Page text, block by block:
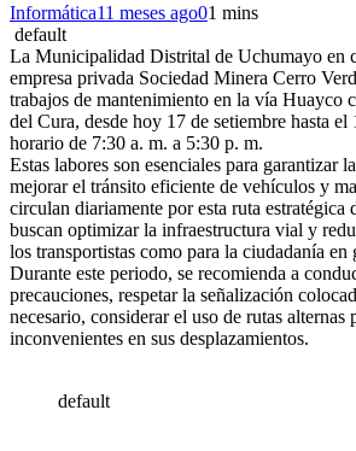
Informática11 meses ago01 mins
default
La Municipalidad Distrital de Uchumayo en
empresa privada Sociedad Minera Cerro
trabajos de mantenimiento en la vía Huayco
del Cura, desde hoy 17 de setiembre hasta el
horario de 7:30 a. m. a 5:30 p. m.
Estas labores son esenciales para garantizar
mejorar el tránsito eficiente de vehículos y
circulan diariamente por esta ruta
buscan optimizar la infraestructura vial y
los transportistas como para la ciudadanía en
Durante este periodo, se recomienda a
precauciones, respetar la señalización
necesario, considerar el uso de rutas alternas
inconvenientes en sus desplazamientos.
default